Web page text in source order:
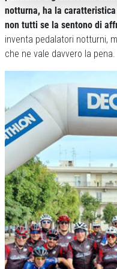
notturna, ha la
non tutti se la sentono di
inventa pedalatori notturni,
che ne vale davvero la pena.